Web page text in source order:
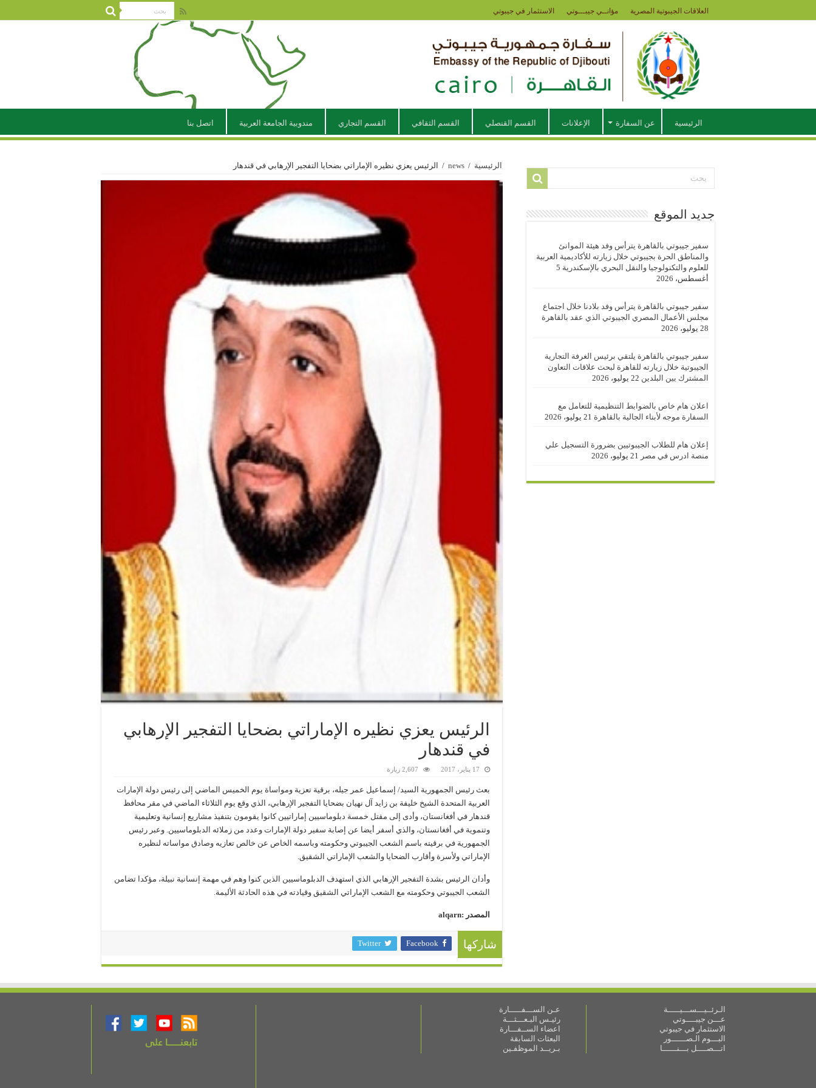
العلاقات الجيبوتية المصرية مؤانــي جيبـــوتي الاستثمار في جيبوتي
الرئيسية عن السفارة الإعلانات القسم القنصلي القسم الثقافي القسم التجاري مندوبية الجامعة العربية اتصل بنا
الرئيسية /
news
/ الرئيس يعزي نظيره الإماراتي بضحايا التفجير الإرهابي في قندهار
الرئيس يعزي نظيره الإماراتي بضحايا التفجير الإرهابي
في قندهار
17 يناير، 2017 2,607 زيارة
بعث رئيس الجمهورية السيد/ إسماعيل عمر جيله، برقية تعزية ومواساة يوم الخميس الماضي إلى رئيس دولة الإمارات
العربية المتحدة الشيخ خليفة بن زايد آل نهيان بضحايا التفجير الإرهابي، الذي وقع يوم الثلاثاء الماضي في مقر محافظ
قندهار في أفغانستان، وأدى إلى مقتل خمسة دبلوماسيين إماراتيين كانوا يقومون بتنفيذ مشاريع إنسانية وتعليمية
وتنموية في أفغانستان، والذي أسفر أيضا عن إصابة سفير دولة الإمارات وعدد من زملائه الدبلوماسيين. وعبر رئيس
الجمهورية في برقيته باسم الشعب الجيبوتي وحكومته وباسمه الخاص عن خالص تعازيه وصادق مواساته لنظيره
الإماراتي ولأسرة وأقارب الضحايا والشعب الإماراتي الشقيق.
وأدان الرئيس بشدة التفجير الإرهابي الذي استهدف الدبلوماسيين الذين كنوا وهم في مهمة إنسانية نبيلة، مؤكدا تضامن
الشعب الجيبوتي وحكومته مع الشعب الإماراتي الشقيق وقيادته في هذه الحادثة الأليمة.
المصدر :alqarn
شاركها Facebook
Twitter
جديد الموقع
سفير جيبوتي بالقاهرة يترأس وفد هيئة الموانئ
والمناطق الحرة بجيبوتي خلال زيارته للأكاديمية العربية
للعلوم والتكنولوجيا والنقل البحري بالإسكندرية 5
أغسطس، 2026
سفير جيبوتي بالقاهرة يترأس وفد بلادنا خلال اجتماع
مجلس الأعمال المصري الجيبوتي الذي عقد بالقاهرة
28 يوليو، 2026
سفير جيبوتي بالقاهرة يلتقي برئيس الغرفة التجارية
الجيبوتية خلال زيارته للقاهرة لبحث علاقات التعاون
المشترك بين البلدين 22 يوليو، 2026
اعلان هام خاص بالضوابط التنظيمية للتعامل مع
السفارة موجه لأبناء الجالية بالقاهرة 21 يوليو، 2026
إعلان هام للطلاب الجيبوتيين بضرورة التسجيل علي
منصة ادرس في مصر
21 يوليو، 2026
الـرئــيـــســـيـــــة
عـــن جيبــــوتي
الاستثمار في جيبوتي
البـــوم الـصــــــور
اتـــصــــل بـــنــــــا
عـن الســـفـــــارة
رئيـس البـعـــثـــة
اعضاء الســفـــارة
البعثات السابقة
بـريــد الموظفـين